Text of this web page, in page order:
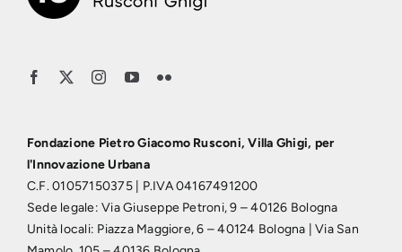
Fondazione Pietro Giacomo Rusconi, Villa Ghigi, per
l'Innovazione Urbana
C.F. 01057150375 | P.IVA 04167491200
Sede legale: Via Giuseppe Petroni, 9 – 40126 Bologna
Unità locali: Piazza Maggiore, 6 – 40124 Bologna | Via San